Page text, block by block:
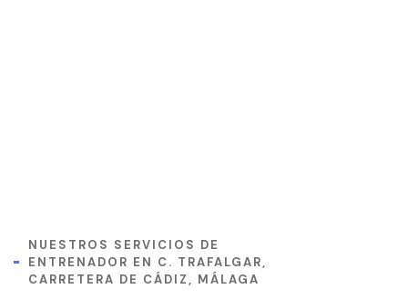
NUESTROS SERVICIOS DE
ENTRENADOR EN C. TRAFALGAR,
CARRETERA DE CÁDIZ, MÁLAGA